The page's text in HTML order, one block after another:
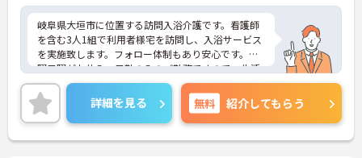
岐阜県大垣市に位置する訪問入浴介護です。看護師
を含む3人1組で利用者様宅を訪問し、入浴サービス
を実施致します。フォロー体制もあり安心です。土
曜日曜がお休み、日勤のみのご勤務ですので、生活
リズムを整えやすく無理なくご勤務いただけます♪
ご興味をお持ちの方には詳細の情報や面接のポイン
トをお伝えしますのでお気軽にお問い合わせくださ
いませ。
詳細を見る 無料 紹介してもらう